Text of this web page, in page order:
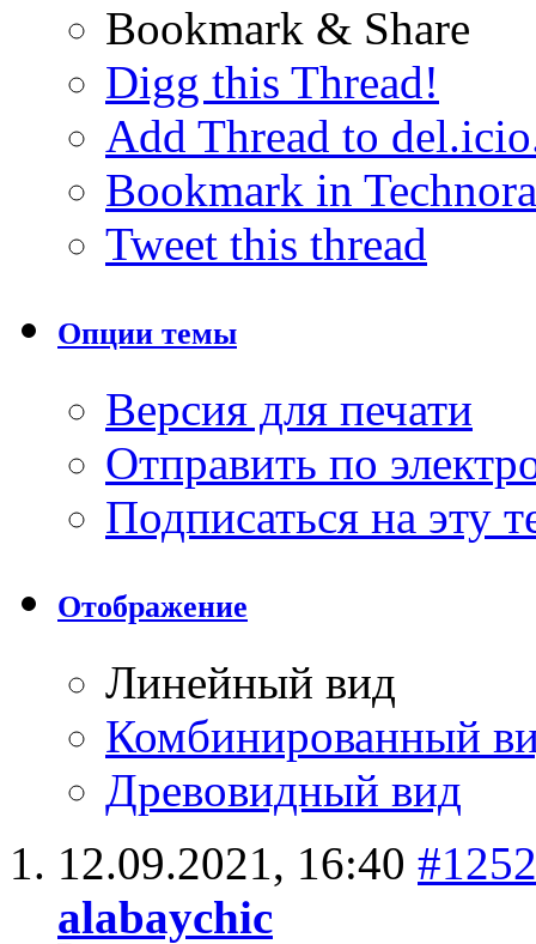
Bookmark & Share
Digg this Thread!
Add Thread to
Bookmark in
Tweet this thread
Опции темы
Версия для печати
Отправить по
Подписаться на эту
Отображение
Линейный вид
Комбинированный
Древовидный вид
12.09.2021, 16:40
alabaychic